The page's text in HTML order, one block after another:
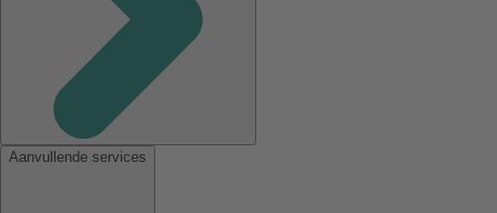
Aanvullende services